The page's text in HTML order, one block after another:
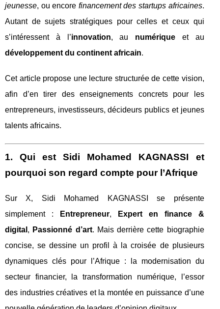
jeunesse, ou encore financement des startups africaines.
Autant de sujets stratégiques pour celles et ceux qui
s’intéressent à l’innovation, au numérique et au
développement du continent africain.
Cet article propose une lecture structurée de cette vision,
afin d’en tirer des enseignements concrets pour les
entrepreneurs, investisseurs, décideurs publics et jeunes
talents africains.
1. Qui est Sidi Mohamed KAGNASSI et
pourquoi son regard compte pour l’Afrique
Sur X, Sidi Mohamed KAGNASSI se présente
simplement :
Entrepreneur,
Expert en finance &
digital , Passionné d’art. Mais derrière cette biographie
concise, se dessine un profil à la croisée de plusieurs
dynamiques clés pour l’Afrique : la modernisation du
secteur financier, la transformation numérique, l’essor
des industries créatives et la montée en puissance d’une